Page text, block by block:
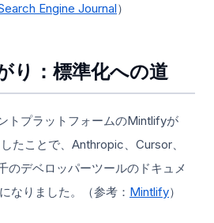
Engine Journal）
り：標準化への道
トプラットフォームのMintlifyが
たことで、Anthropic、Cursor、
のデベロッパーツールのドキュメ
なりました。（参考： Mintlify）